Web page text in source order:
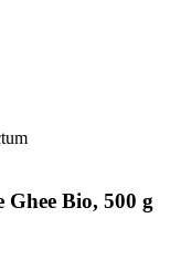
Ghee Bio, 500 g